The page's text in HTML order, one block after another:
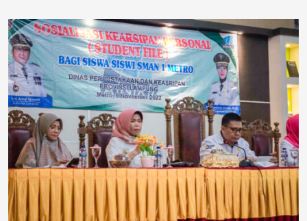
Penghargaan
Terbaik
Pertama
Pengawasan
Kearsipan
Eksternal